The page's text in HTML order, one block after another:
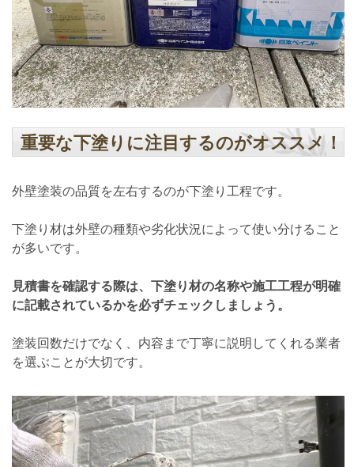
重要な下塗りに注目するのがオススメ！
外壁塗装の品質を左右するのが下塗り工程です。
下塗り材は外壁の種類や劣化状況によって使い分けること
が多いです。
見積書を確認する際は、下塗り材の名称や施工工程が明確
に記載されているかを必ずチェックしましょう。
塗装回数だけでなく、内容まで丁寧に説明してくれる業者
を選ぶことが大切です。